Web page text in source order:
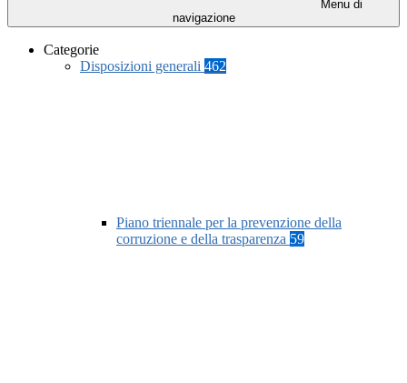
Menu di
navigazione
Categorie
Disposizioni generali 462
Piano triennale per la prevenzione della
corruzione e della trasparenza 59